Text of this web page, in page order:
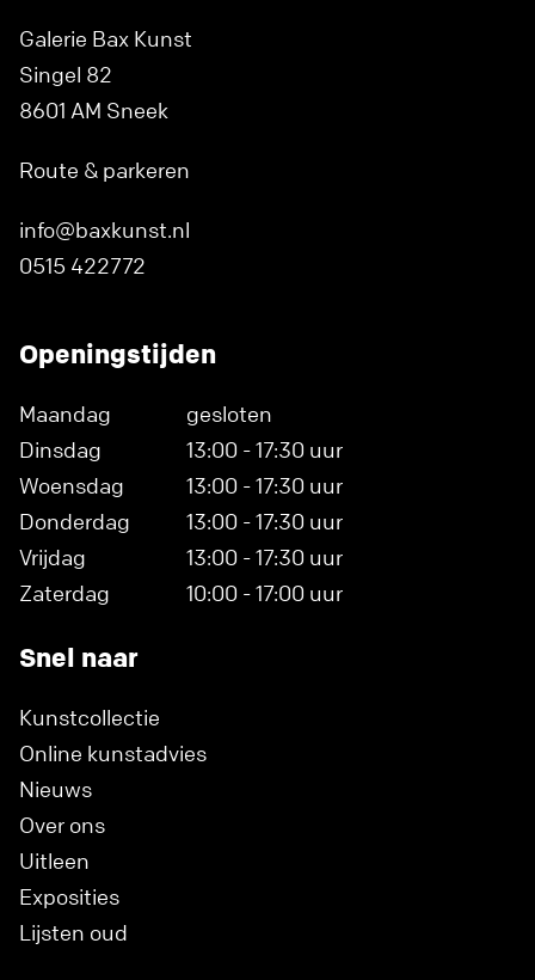
Galerie Bax Kunst
Singel 82
8601 AM Sneek
Route & parkeren
info@baxkunst.nl
0515 422772
Openingstijden
Maandag
gesloten
Dinsdag
13:00 - 17:30 uur
Woensdag
13:00 - 17:30 uur
Donderdag
13:00 - 17:30 uur
Vrijdag
13:00 - 17:30 uur
Zaterdag
10:00 - 17:00 uur
Snel naar
Kunstcollectie
Online kunstadvies
Nieuws
Over ons
Uitleen
Exposities
Lijsten oud